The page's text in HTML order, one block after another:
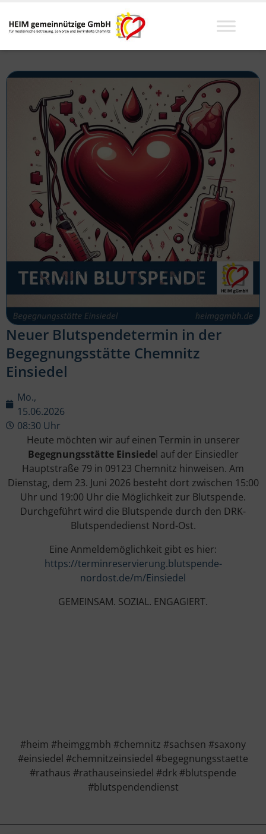
Neuer Blutspendetermin in der
Begegnungsstätte Chemnitz
Einsiedel
Mo.,
15.06.2026
08:30 Uhr
Heute möchten wir auf einen Termin in unserer
Begegnungsstätte Einsiedel auf der Einsiedler
Hauptstraße 79 in 09123 Chemnitz hinweisen. Am
Dienstag, dem 23. Juni 2026 besteht dort zwischen 15:00
Uhr und 19:00 Uhr die Möglichkeit zur Blutspende.
Durchgeführt wird die Blutspende durch den DRK-
Blutspendedienst Nord-Ost.
Eine Anmeldemöglichkeit gibt es hier:
https://terminreservierung.blutspende-
nordost.de/m/Einsiedel
GEMEINSAM. SOZIAL. ENGAGIERT.
#heim #heimggmbh #chemnitz #sachsen #saxony
#einsiedel #chemnitzeinsiedel #begegnungsstaette
#rathaus #rathauseinsiedel #drk #blutspende
#blutspendendienst